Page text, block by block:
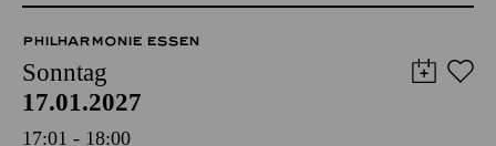
8,00 €
PHILHARMONIE ESSEN
Sonntag